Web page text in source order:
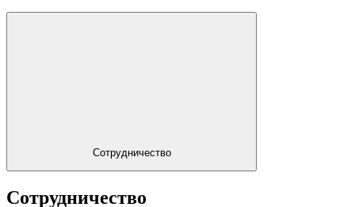
Сотрудничество
Сотрудничество